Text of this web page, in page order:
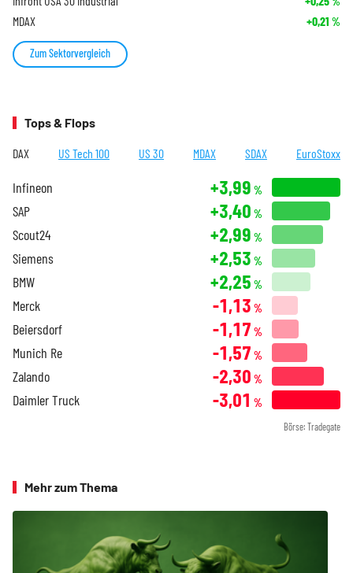
MDAX +0,21 %
Zum Sektorvergleich
Tops & Flops
DAX US Tech 100 US 30 MDAX SDAX EuroStoxx
Infineon +3,99 %
SAP +3,40 %
Scout24 +2,99 %
Siemens +2,53 %
BMW +2,25 %
Merck -1,13 %
Beiersdorf -1,17 %
Munich Re -1,57 %
Zalando -2,30 %
Daimler Truck -3,01 %
Börse: Tradegate
Mehr zum Thema